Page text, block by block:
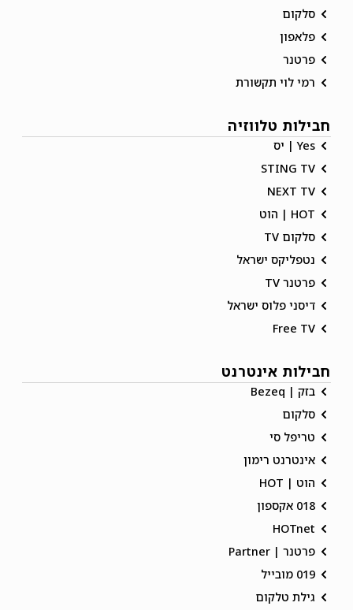
סלקום
פלאפון
פרטנר
רמי לוי תקשורת
חבילות טלווזיה
Yes | יס
STING TV
NEXT TV
HOT | הוט
סלקום TV
נטפליקס ישראל
פרטנר TV
דיסני פלוס ישראל
Free TV
חבילות אינטרנט
בזק | Bezeq
סלקום
טריפל סי
אינטרנט רימון
הוט | HOT
018 אקספון
HOTnet
פרטנר | Partner
019 מובייל
גילת טלקום